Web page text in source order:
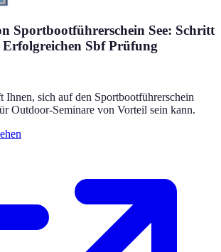
Sportbootführerschein See: Schritt
Sbf Prüfung
sich auf den Sportbootführerschein
Outdoor-Seminare von Vorteil sein kann.